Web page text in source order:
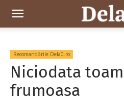
Dela0
Recomandările Dela0.ro
Niciodata
frumoasa